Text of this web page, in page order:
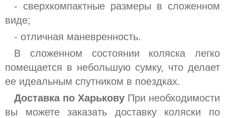
- сверхкомпактные размеры в сложенном
виде;
- отличная маневренность.
В сложенном состоянии коляска легко
помещается в небольшую сумку, что делает
ее идеальным спутником в поездках.
Доставка по Харькову При необходимости
вы можете заказать доставку коляски по